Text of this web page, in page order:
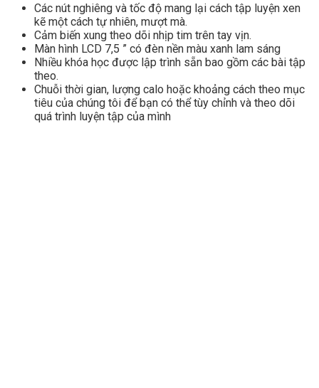
Các nút nghiêng và tốc độ mang lại cách tập luyện xen
kẽ một cách tự nhiên, mượt mà.
Cảm biến xung theo dõi nhịp tim trên tay vịn.
Màn hình LCD 7,5 ” có đèn nền màu xanh lam sáng
Nhiều khóa học được lập trình sẵn bao gồm các bài tập
theo.
Chuỗi thời gian, lượng calo hoặc khoảng cách theo mục
tiêu của chúng tôi để bạn có thể tùy chỉnh và theo dõi
quá trình luyện tập của mình